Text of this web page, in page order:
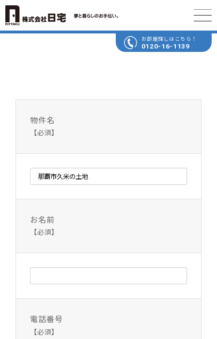
お部屋探しはこちら！
0120-16-1139
物件名
【必須】
お名前
【必須】
電話番号
【必須】